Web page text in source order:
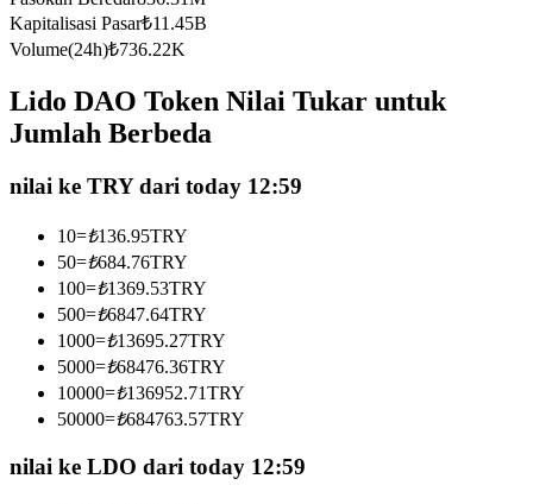
Menjadi Pedagang Salinan
Nikmati pembagian keuntungan dan komisi copy trading
Kapitalisasi Pasar₺11.45B
Volume(24h)₺736.22K
Lido DAO Token Nilai Tukar untuk
Jumlah Berbeda
nilai ke TRY dari today 12:59
10=₺136.95TRY
50=₺684.76TRY
100=₺1369.53TRY
500=₺6847.64TRY
1000=₺13695.27TRY
5000=₺68476.36TRY
10000=₺136952.71TRY
50000=₺684763.57TRY
nilai ke LDO dari today 12:59